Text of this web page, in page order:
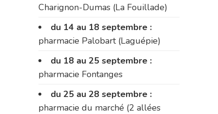
Charignon-Dumas (La Fouillade)
du 14 au 18 septembre :
pharmacie Palobart (Laguépie)
du 18 au 25 septembre :
pharmacie Fontanges
du 25 au 28 septembre :
pharmacie du marché (2 allées